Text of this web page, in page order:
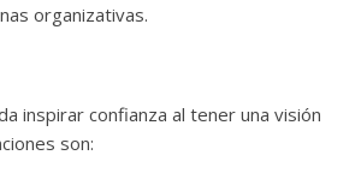
organizativas.
inspirar confianza al tener una visión
son: